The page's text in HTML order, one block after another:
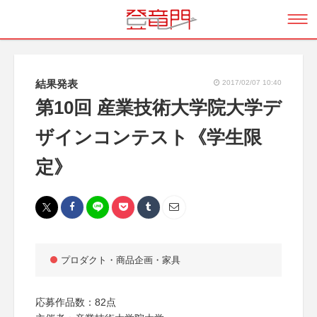
結果発表 2017/02/07 10:40
第10回 産業技術大学院大学デ
ザインコンテスト《学生限
定》
プロダクト・商品企画・家具
応募作品数：82点